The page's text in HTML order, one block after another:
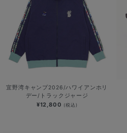
宜野湾キャンプ2026/ハワイアンホリ
デー/トラックジャージ
¥12,800 (税込)